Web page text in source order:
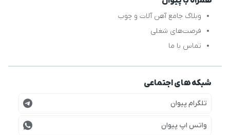
وبلاگ جامع آهن آلات و چوب
فرصت‌های شغلی
تماس با ما
شبکه های اجتماعی
تلگرام پیوان
واتس اپ پیوان